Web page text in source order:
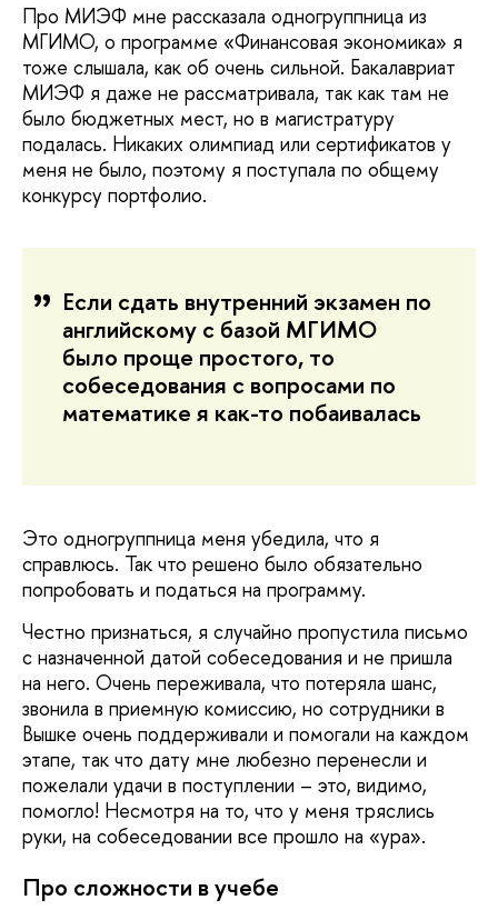
Про МИЭФ мне рассказала одногруппница из
МГИМО, о программе «Финансовая экономика» я
тоже слышала, как об очень сильной. Бакалавриат
МИЭФ я даже не рассматривала, так как там не
было бюджетных мест, но в магистратуру
подалась. Никаких олимпиад или сертификатов у
меня не было, поэтому я поступала по общему
конкурсу портфолио.
Если сдать внутренний экзамен по
английскому с базой МГИМО
было проще простого, то
собеседования с вопросами по
математике я как-то побаивалась
Это одногруппница меня убедила, что я
справлюсь. Так что решено было обязательно
попробовать и податься на программу.
Честно признаться, я случайно пропустила письмо
с назначенной датой собеседования и не пришла
на него. Очень переживала, что потеряла шанс,
звонила в приемную комиссию, но сотрудники в
Вышке очень поддерживали и помогали на каждом
этапе, так что дату мне любезно перенесли и
пожелали удачи в поступлении – это, видимо,
помогло! Несмотря на то, что у меня тряслись
руки, на собеседовании все прошло на «ура».
Про сложности в учебе